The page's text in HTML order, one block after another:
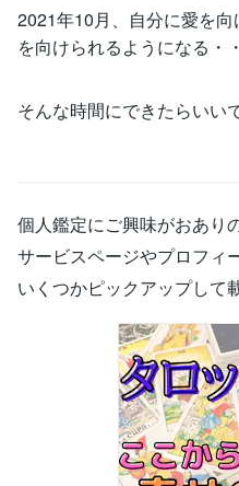
2021年10月、自分に愛を
を向けられるようになる・
そんな時間にできたらいい
個人鑑定にご興味がおあり
サービスページやプロフィ
いくつかピックアップして